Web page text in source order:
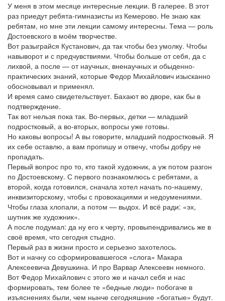
У меня в этом месяце интересные лекции. В галерее. В этот
раз приедут ребята-гимназисты из Кемерово. Не знаю как
ребятам, но мне эти лекции самому интересны. Тема — роль
Достоевского в моём творчестве.
Вот разыграйся Кустанович, да так чтобы без умолку. Чтобы
навыворот и с предчувствиями. Чтобы больше от себя, да с
лихвой, а после — от научных, вненаучных и обыденно-
практических знаний, которые Федор Михайлович изысканно
обосновывал и применял.
И время само свидетельствует. Бахают во дворе, как бы в
подтверждение.
Так вот нельзя пока так. Во-первых, детки — младший
подростковый, а во-вторых, вопросы уже готовы.
Но каковы вопросы! А вы говорите, младший подростковый. Я
их себе оставлю, а вам пропишу и отвечу, чтобы добру не
пропадать.
Первый вопрос про то, кто такой художник, а уж потом разгон
по Достоевскому. С первого познакомлюсь с ребятами, а
второй, когда готовился, сначала хотел начать по-нашему,
инквизиторскому, чтобы с провокациями и недоумениями.
Чтобы глаза хлопали, а потом — выдох. И всё ради: «эх,
шутник же художник».
А после подумал: да ну его к черту, провыпендривались же в
своё время, что сегодня стыдно.
Первый раз в жизни просто и серьезно захотелось.
Вот и начну со сформировавшегося «слога» Макара
Алексеевича Девушкина. И про Варвар Алексеевн немного.
Вот Федор Михайлович с этого же и начал себя и нас
формировать, тем более те «бедные люди» побогаче в
изъяснениях были, чем нынче сегодняшние «богатые» будут.